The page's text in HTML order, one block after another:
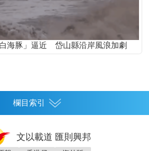
白海豚」逼近 岱山縣沿岸風浪加劇
欄目索引
文以載道 匯則興邦